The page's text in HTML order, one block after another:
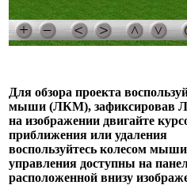
Для обзора проекта
мыши (ЛКМ), зафиксировав
на изображении двигайте
приближения или удаления
воспользуйтесь колесом
управления доступны на
расположенной внизу